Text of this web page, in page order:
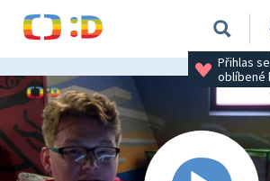
Přihlas
oblíbené